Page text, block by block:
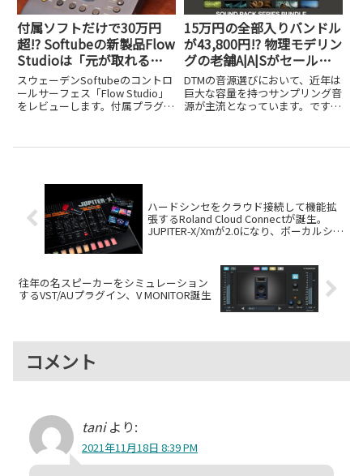
付属ソフトだけで30万円
超!? Softubeの新製品Flow
Studioは「元が取れる」
どころか実質無料級
スウェーデンSoftubeのコントロ
ールサーフェス「Flow Studio」
をレビューします。付属プラグイ
ました。
15万円の全部入りバンドル
が43,800円!? 物理モデリン
グの老舗A|A|Sがセール展
開中
DTMの音源選びにおいて、近年は
巨大な容量を持つサンプリング音
源が主流となっています。です
ウンドを得られる反面、パソコン
ハードシンセをクラウド接続して機能拡
張するRoland Cloud Connectが誕生。
JUPITER-X/Xmが2.0になり、ボーカルシン
往年の名スピーカーをシミュレーション
するVST/AUプラグイン、V MONITOR誕生
コメント
tani より:
2021年11月18日 8:39 PM